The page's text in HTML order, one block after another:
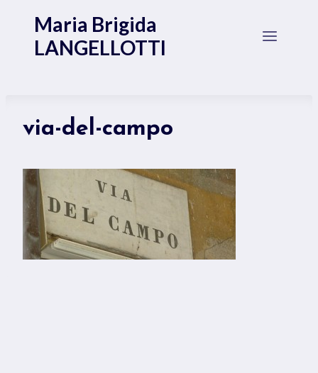
contenuto
Maria Brigida
LANGELLOTTI
via-del-campo